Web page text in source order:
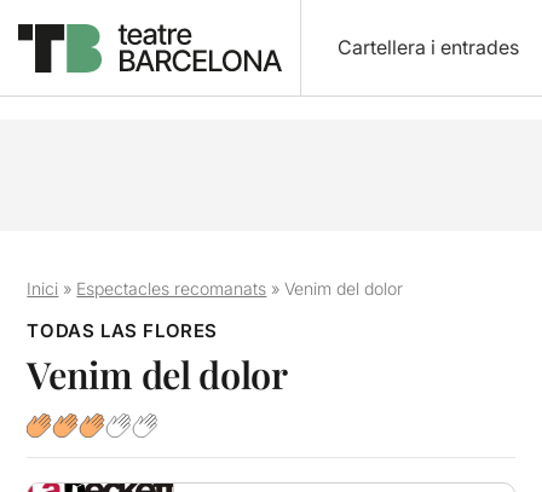
Cartellera i entrades
Inici » Espectacles recomanats »Venim del dolor
TODAS LAS FLORES
Venim del dolor